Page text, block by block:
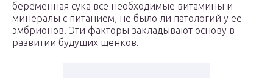
беременная сука все необходимые витамины и
минералы с питанием, не было ли патологий у ее
эмбрионов. Эти факторы закладывают основу в
развитии будущих щенков.